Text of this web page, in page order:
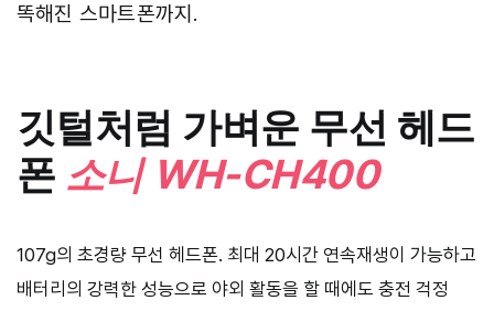
똑해진 스마트폰까지.
깃털처럼 가벼운 무선 헤드
폰 소니 WH-CH400
107g의 초경량 무선 헤드폰. 최대 20시간 연속재생이 가능하고
배터리의 강력한 성능으로 야외 활동을 할 때에도 충전 걱정